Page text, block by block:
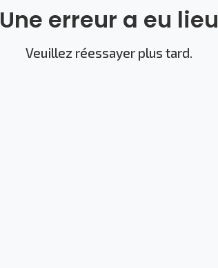
Une erreur a eu lieu
Veuillez réessayer plus tard.